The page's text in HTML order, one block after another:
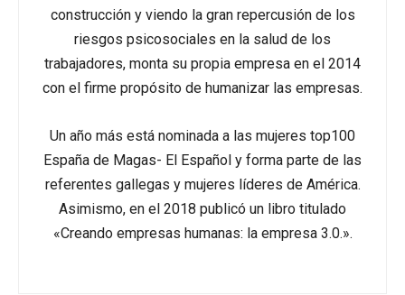
construcción y viendo la gran repercusión de los
riesgos psicosociales en la salud de los
trabajadores, monta su propia empresa en el 2014
con el firme propósito de humanizar las empresas.
Un año más está nominada a las mujeres top100
España de Magas- El Español y forma parte de las
referentes gallegas y mujeres líderes de América.
Asimismo, en el 2018 publicó un libro titulado
«Creando empresas humanas: la empresa 3.0.».